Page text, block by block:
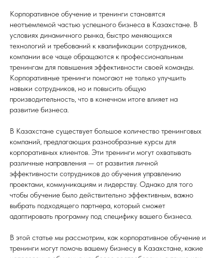
Корпоративное обучение и тренинги становятся
неотъемлемой частью успешного бизнеса в Казахстане. В
условиях динамичного рынка, быстро меняющихся
технологий и требований к квалификации сотрудников,
компании все чаще обращаются к профессиональным
тренингам для повышения эффективности своей команды.
Корпоративные тренинги помогают не только улучшить
навыки сотрудников, но и повысить общую
производительность, что в конечном итоге влияет на
развитие бизнеса.
В Казахстане существует большое количество тренинговых
компаний, предлагающих разнообразные курсы для
корпоративных клиентов. Эти тренинги могут охватывать
различные направления — от развития личной
эффективности сотрудников до обучения управлению
проектами, коммуникациям и лидерству. Однако для того
чтобы обучение было действительно эффективным, важно
выбрать подходящего партнера, который сможет
адаптировать программу под специфику вашего бизнеса.
В этой статье мы рассмотрим, как корпоративное обучение и
тренинги могут помочь вашему бизнесу в Казахстане, какие